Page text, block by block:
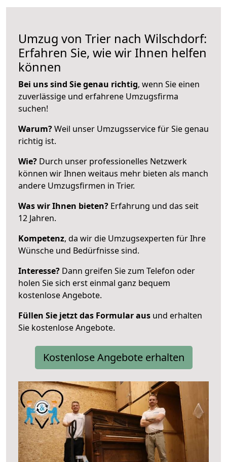
Umzug von Trier nach Wilschdorf:
Erfahren Sie, wie wir Ihnen helfen
können
Bei uns sind Sie genau richtig, wenn Sie einen
zuverlässige und erfahrene Umzugsfirma
suchen!
Warum?Weil unser Umzugsservice für Sie genau
richtig ist.
Wie? Durch unser professionelles Netzwerk
können wir Ihnen weitaus mehr bieten als manch
andere Umzugsfirmen in Trier.
Was wir Ihnen bieten? Erfahrung und das seit
12 Jahren.
Kompetenz, da wir die Umzugsexperten für Ihre
Wünsche und Bedürfnisse sind.
Interesse? Dann greifen Sie zum Telefon oder
holen Sie sich erst einmal ganz bequem
kostenlose Angebote.
Füllen Sie jetzt das Formular aus und erhalten
Sie kostenlose Angebote.
Kostenlose Angebote erhalten